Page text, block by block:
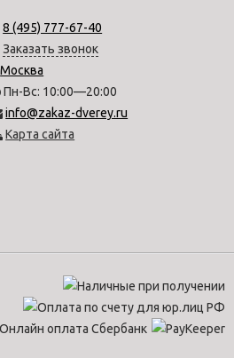
8 (495) 777-67-40
Заказать звонок
Москва
Пн-Вс: 10:00—20:00
info@zakaz-dverey.ru
Карта сайта